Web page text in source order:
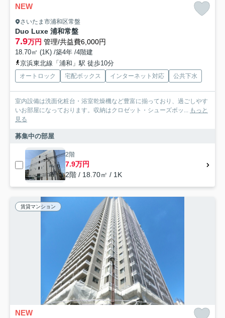
NEW
さいたま市浦和区常盤
Duo Luxe 浦和常盤
7.9万円 管理/共益費6,000円
18.70㎡ (1K) /築4年 /4階建
京浜東北線「浦和」駅 徒歩10分
オートロック 宅配ボックス インターネット対応 公共下水
室内設備は洗面化粧台・浴室乾燥機など豊富に揃っており、過ごしやす
いお部屋になっております。収納はクロゼット・シューズボッ... もっと
見る
募集中の部屋
2階
7.9万円
2階 / 18.70㎡ / 1K
賃貸マンション
NEW